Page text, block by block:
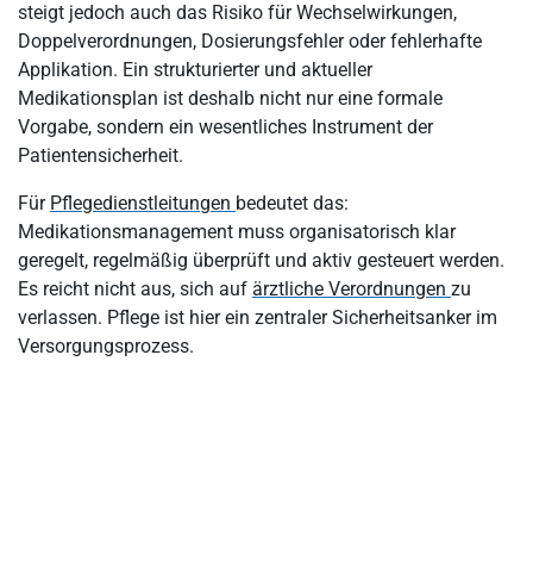
Bedeutung für die Pflegepraxis
Digitalisierung und elektronische Patientenakte
Medikationssicherheit im Pflegealltag
Nebenwirkungen und Wechselwirkungen: Beobachtung ist
Rolle der Pflegedienstleitung
Fazit
steigt jedoch auch das Risiko für Wechselwirkungen,
Doppelverordnungen, Dosierungsfehler oder fehlerhafte
Applikation. Ein strukturierter und aktueller
Medikationsplan ist deshalb nicht nur eine formale
Vorgabe, sondern ein wesentliches Instrument der
Patientensicherheit.
Für Pflegedienstleitungen bedeutet das:
Medikationsmanagement muss organisatorisch klar
geregelt, regelmäßig überprüft und aktiv gesteuert werden.
Es reicht nicht aus, sich auf ärztliche Verordnungen zu
verlassen. Pflege ist hier ein zentraler Sicherheitsanker im
Versorgungsprozess.